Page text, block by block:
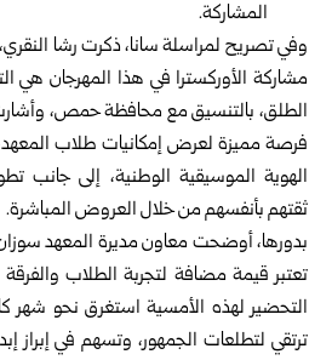
المشاركة.
وفي تصريح لمراسلة سانا، ذكرت رشا
مشاركة الأوركسترا في هذا المهرجان هي
الطلق، بالتنسيق مع محافظة حمص،
فرصة مميزة لعرض إمكانيات طلاب المعهد،
الهوية الموسيقية الوطنية، إلى جانب
ثقتهم بأنفسهم من خلال العروض المباشرة.
بدورها، أوضحت معاون مديرة المعهد
تعتبر قيمة مضافة لتجربة الطلاب
التحضير لهذه الأمسية استغرق نحو
ترتقي لتطلعات الجمهور، وتسهم في إبراز